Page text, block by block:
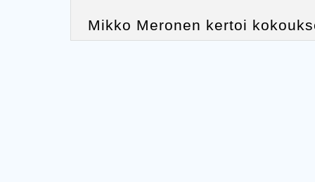
Mikko Meronen kertoi